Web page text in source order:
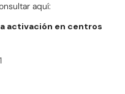
aquí:
activación en centros